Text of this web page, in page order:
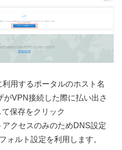
用するポータルのホスト名
がVPN接続した際に払い出さ
保存をクリック
クセスのみのためDNS設定
ォルト設定を利用します。